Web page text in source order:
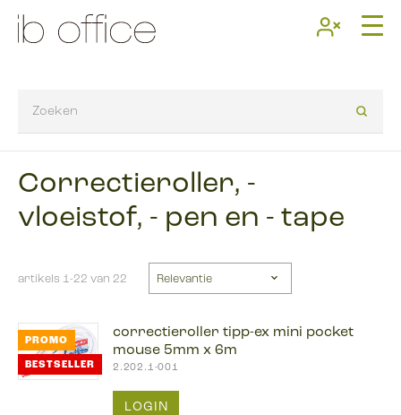
Correctieroller, -
vloeistof, - pen en - tape
artikels 1-22 van 22
PROMO
BESTSELLER
correctieroller tipp-ex mini pocket
mouse 5mm x 6m
2.202.1-001
LOGIN